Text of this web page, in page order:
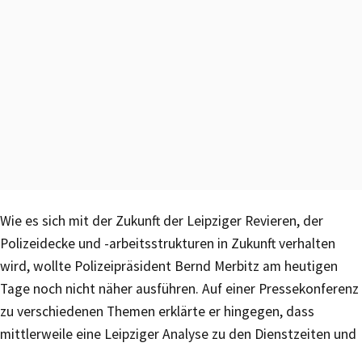
Wie es sich mit der Zukunft der Leipziger Revieren, der
Polizeidecke und -arbeitsstrukturen in Zukunft verhalten
wird, wollte Polizeipräsident Bernd Merbitz am heutigen
Tage noch nicht näher ausführen. Auf einer Pressekonferenz
zu verschiedenen Themen erklärte er hingegen, dass
mittlerweile eine Leipziger Analyse zu den Dienstzeiten und